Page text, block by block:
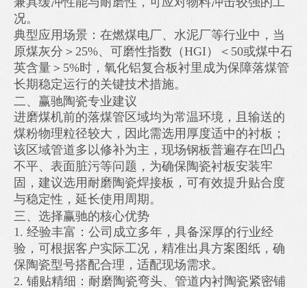
况。
典型应用场景：在燃煤电厂、水泥厂等行业中，当
原煤灰分＞25%、可磨性指数（HGI）＜50或煤中石
英含量＞5%时，氧化铝复合板衬里成为保障落煤管
长期稳定运行的关键技术措施。
二、赢驰陶瓷专业建议
进磨煤机前的落煤管区域均为常温环境，且输送的
煤粉物理粒径较大，因此需选用厚度适中的衬板；
该区域管道多以修补为主，现场钢板普遍存在凹凸
不平、表面脏污等问题，为确保陶瓷衬板安装牢
固，建议选用耐磨陶瓷焊接板，可有效提升贴合度
与稳定性，延长使用周期。
三、选择赢驰的核心优势
1. 经验丰富：公司成立多年，具备深厚的行业经
验，可根据客户实际工况，精准出具方案图纸，确
保陶瓷型号搭配合理，适配现场需求。
2. 铺贴精细：耐磨陶瓷弯头、管道内衬陶瓷紧密铺